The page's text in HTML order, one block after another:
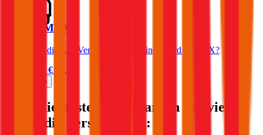
Ford C-MAX
Was kostet die Kfz-Versicherung für einen Ford C-MAX?
€ 47,90
Die beliebtesten Automarken - so viel
kostet die Versicherung: